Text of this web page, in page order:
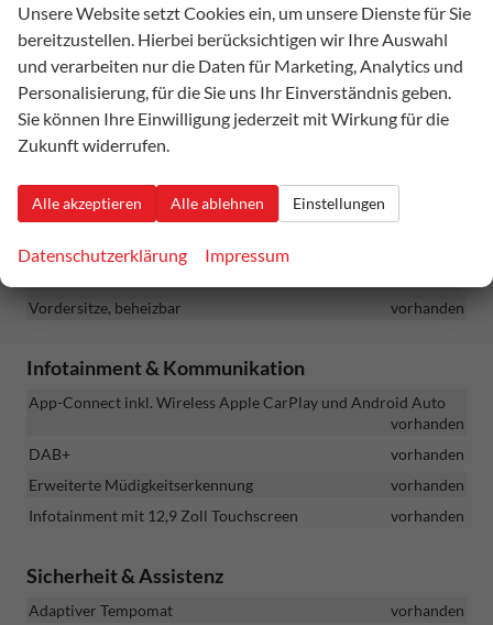
Schaltfunktion
vorhanden
Pedale und Fußstütze in gebürstetem Edelstahl
vorhanden
Rücksitzlehne, asymmetrisch geteilt (60/40) mit Mittelarmlehne
vorhanden
Sportsitz-Komfort vorne
vorhanden
Variable Kofferraumboden
Vordersitze mit elektrisch verstellbarer Lendenstütze
Vordersitze, beheizbar
vorhanden
Infotainment & Kommunikation
App-Connect inkl. Wireless Apple CarPlay und Android Auto
vorhanden
DAB+
vorhanden
Erweiterte Müdigkeitserkennung
vorhanden
Infotainment mit 12,9 Zoll Touchscreen
vorhanden
Sicherheit & Assistenz
Adaptiver Tempomat
vorhanden
Unsere Website setzt Cookies ein, um unsere Dienste für Sie
bereitzustellen. Hierbei berücksichtigen wir Ihre Auswahl
und verarbeiten nur die Daten für Marketing, Analytics und
Personalisierung, für die Sie uns Ihr Einverständnis geben.
Sie können Ihre Einwilligung jederzeit mit Wirkung für die
Zukunft widerrufen.
Alle akzeptieren Alle ablehnen Einstellungen
Datenschutzerklärung Impressum